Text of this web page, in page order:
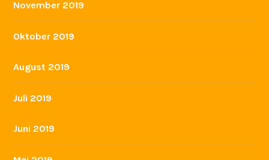
Februar 2019
Januar 2019
November 2018
Oktober 2018
September 2018